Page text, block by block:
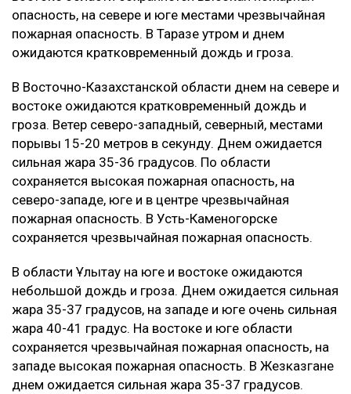
опасность, на севере и юге местами чрезвычайная
пожарная опасность. В Таразе утром и днем
ожидаются кратковременный дождь и гроза.
В Восточно-Казахстанской области днем на севере и
востоке ожидаются кратковременный дождь и
гроза. Ветер северо-западный, северный, местами
порывы 15-20 метров в секунду. Днем ожидается
сильная жара 35-36 градусов. По области
сохраняется высокая пожарная опасность, на
северо-западе, юге и в центре чрезвычайная
пожарная опасность. В Усть-Каменогорске
сохраняется чрезвычайная пожарная опасность.
В области Ұлытау на юге и востоке ожидаются
небольшой дождь и гроза. Днем ожидается сильная
жара 35-37 градусов, на западе и юге очень сильная
жара 40-41 градус. На востоке и юге области
сохраняется чрезвычайная пожарная опасность, на
западе высокая пожарная опасность. В Жезказгане
днем ожидается сильная жара 35-37 градусов.